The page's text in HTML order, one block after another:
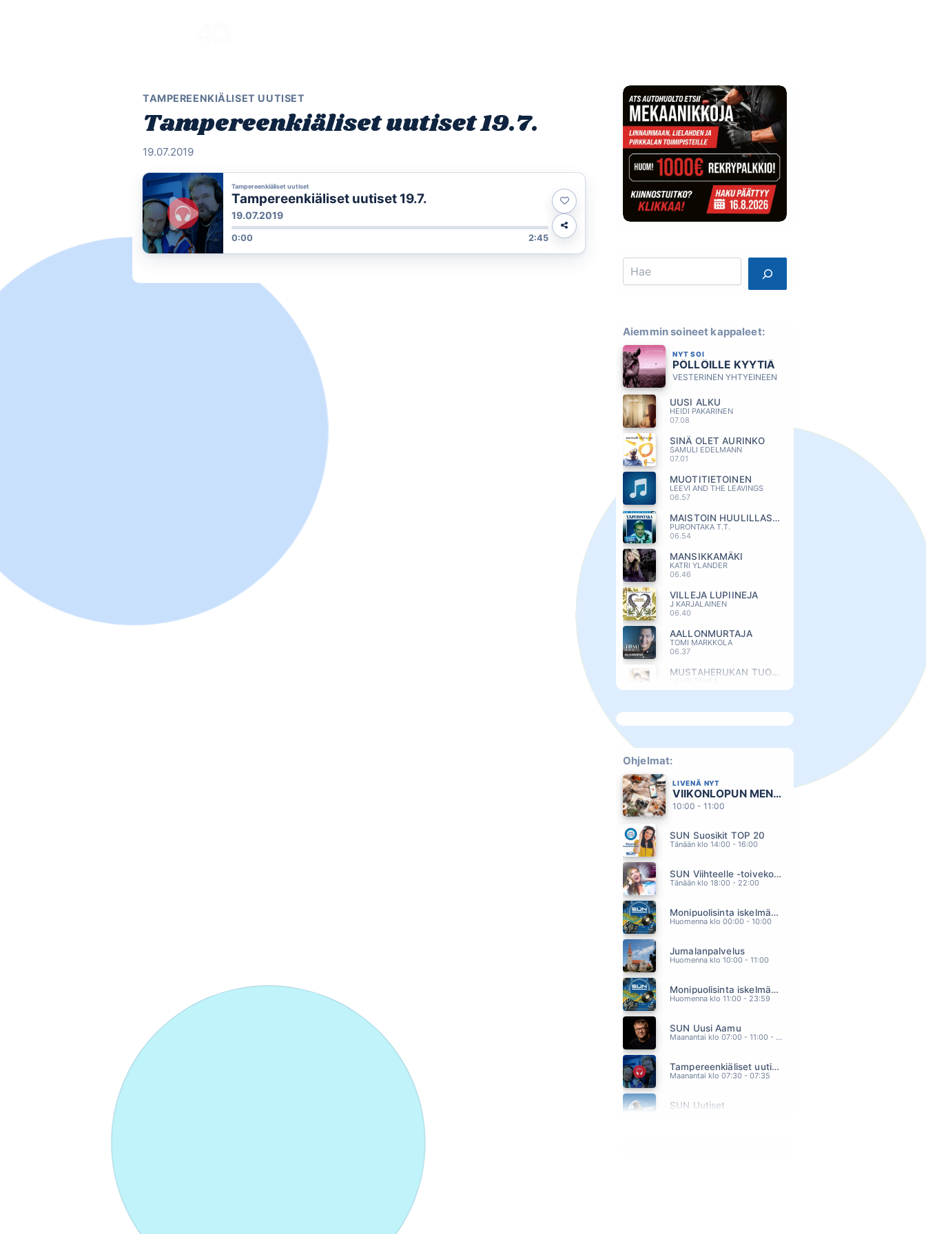
TAMPEREENKIÄLISET UUTISET
Tampereenkiäliset uutiset 19.7.
19.07.2019
Tampereenkiäliset uutiset
Tampereenkiäliset uutiset 19.7.
19.07.2019
0:00 2:45
Search
Aiemmin soineet kappaleet:
NYT SOI
PÖLLÖILLE KYYTIÄ
VESTERINEN YHTYEINEEN
UUSI ALKU
HEIDI PAKARINEN
07.08
SINÄ OLET AURINKO
SAMULI EDELMANN
07.01
MUOTITIETOINEN
LEEVI AND THE LEAVINGS
06.57
MAISTOIN HUULILLASI MANSIKKAA
PURONTAKA T.T.
06.54
MANSIKKAMÄKI
KATRI YLANDER
06.46
VILLEJA LUPIINEJA
J KARJALAINEN
06.40
AALLONMURTAJA
TOMI MARKKOLA
06.37
MUSTAHERUKAN TUOKSUINEN TYTTÖ
LAURI TÄHKÄ
06.29
MUSTIKKAMAA
06.21
KOIVUT JA MARJAPENSAAT
RIKI SORSA
06.15
MARJANPOIMIJA
HURMA
06.08
NELJÄNSUORA
06.01
A AALLON RYTMIORKESTERI
05.58
ANNA PUU
05.54
JEANETTE
05.51
FINLANDERS
05.47
SEPPO TAMMILEHTO
05.42
AGENTS
05.38
MODERN TALKING
Ohjelmat:
LIVENÄ NYT
VIIKONLOPUN MENOVINKIT
10:00 - 11:00
SUN Suosikit TOP 20
Tänään klo 14:00 - 16:00
SUN Viihteelle -toivekonsertti
Tänään klo 18:00 - 22:00
Monipuolisinta iskelmää ja parasta poppia
Huomenna klo 00:00 - 10:00
Jumalanpalvelus
Huomenna klo 10:00 - 11:00
Monipuolisinta iskelmää ja parasta poppia
Huomenna klo 11:00 - 23:59
SUN Uusi Aamu
Maanantai klo 07:00 - 11:00 - Studiossa: Kimmo Hoivassilta
Tampereenkiäliset uutiset
Maanantai klo 07:30 - 07:35
SUN Uutiset